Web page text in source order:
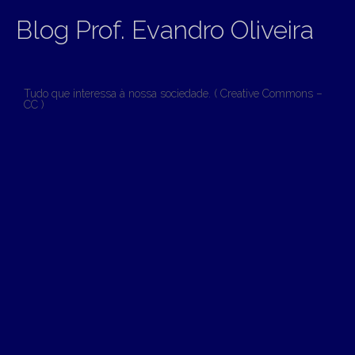
Blog Prof. Evandro Oliveira
Tudo que interessa à nossa sociedade. ( Creative Commons –
CC )